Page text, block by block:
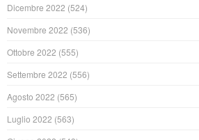
Dicembre 2022 (524)
Novembre 2022 (536)
Ottobre 2022 (555)
Settembre 2022 (556)
Agosto 2022 (565)
Luglio 2022 (563)